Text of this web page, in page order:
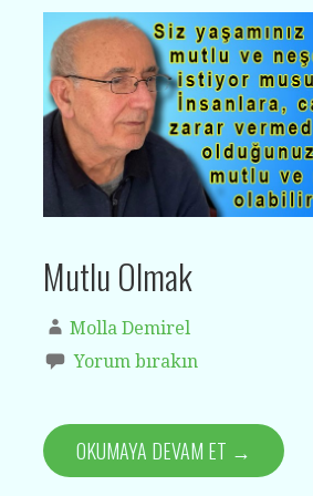
Mutlu Olmak
Molla Demirel
Yorum bırakın
OKUMAYA DEVAM ET →